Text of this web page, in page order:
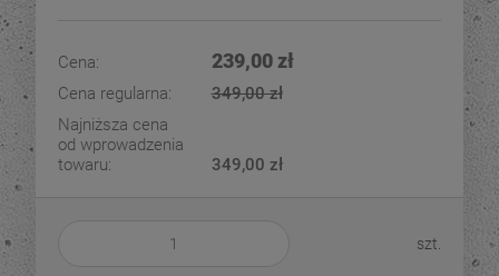
Cena: 239,00 zł
Cena regularna:
349,00 zł
Najniższa cena
od wprowadzenia
towaru:
349,00 zł
szt.